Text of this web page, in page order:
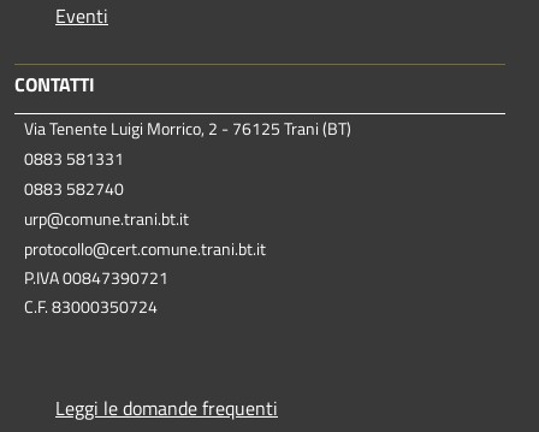
Eventi
CONTATTI
Via Tenente Luigi Morrico, 2 - 76125 Trani (BT)
0883 581331
0883 582740
urp@comune.trani.bt.it
protocollo@cert.comune.trani.bt.it
P.IVA 00847390721
C.F. 83000350724
Leggi le domande frequenti